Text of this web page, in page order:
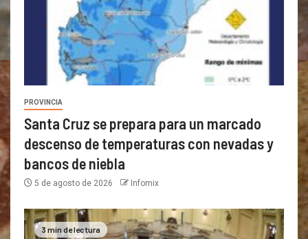
PROVINCIA
Santa Cruz se prepara para un marcado
descenso de temperaturas con nevadas y
bancos de niebla
5 de agosto de 2026 Infomix
3 min de lectura